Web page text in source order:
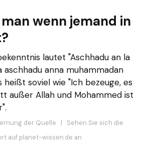
wenn jemand in
lautet "Aschhadu an la
aschhadu anna muhammadan
heißt soviel wie "Ich bezeuge, es
außer Allah und Mohammed ist
der Quelle | Sehen Sie sich die
auf planet-wissen.de an